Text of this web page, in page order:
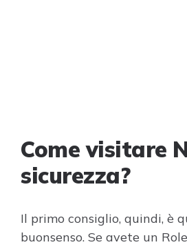
Come visitare
sicurezza?
Il primo consiglio, quindi, è
buonsenso. Se avete un